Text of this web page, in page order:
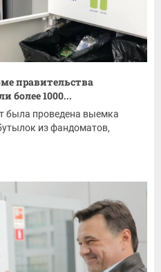
правительства
более 1000...
была проведена выемка
из фандоматов,